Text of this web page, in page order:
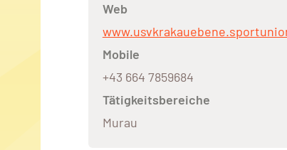
Web
Mobile
+43 664 7859684
Tätigkeitsbereiche
Murau